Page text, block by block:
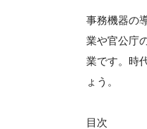
事務機器の
業や官公庁
業です。時
ょう。
目次